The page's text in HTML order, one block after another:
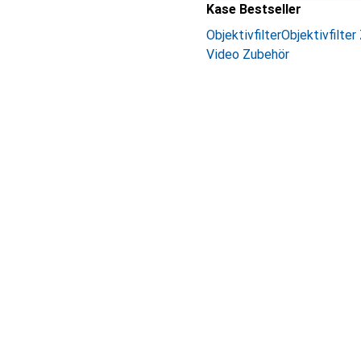
Kase Bestseller
ObjektivfilterObjektivfilter
Video Zubehör